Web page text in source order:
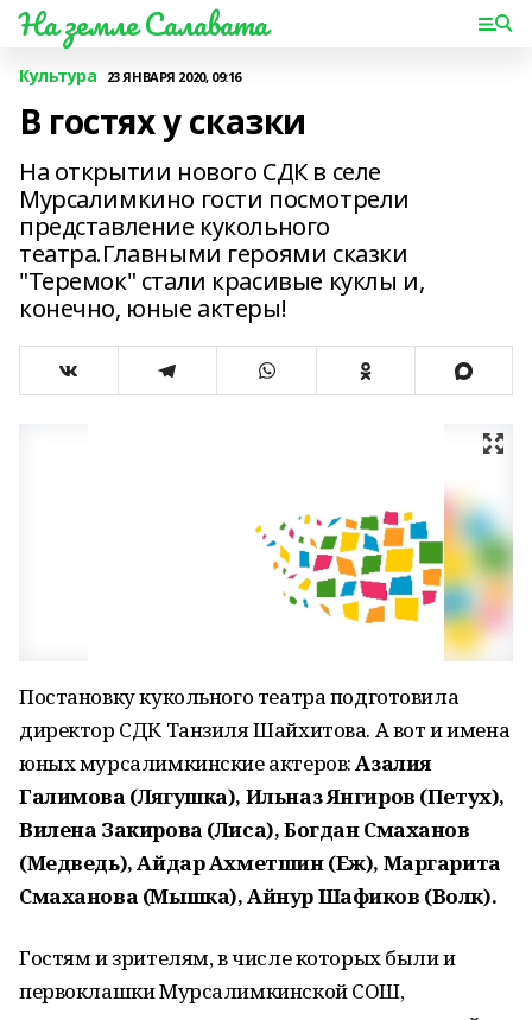
На земле Салавата
Культура 23 ЯНВАРЯ 2020, 09:16
В гостях у сказки
На открытии нового СДК в селе
Мурсалимкино гости посмотрели
представление кукольного
театра.Главными героями сказки
"Теремок" стали красивые куклы и,
конечно, юные актеры!
Постановку кукольного театра подготовила
директор СДК Танзиля Шайхитова. А вот и имена
юных мурсалимкинские актеров:Азалия
Галимова (Лягушка), Ильназ Янгиров (Петух),
Вилена Закирова (Лиса), Богдан Смаханов
(Медведь), Айдар Ахметшин (Еж), Маргарита
Смаханова (Мышка), Айнур Шафиков (Волк).
Гостям и зрителям, в числе которых были и
первоклашки Мурсалимкинской СОШ,